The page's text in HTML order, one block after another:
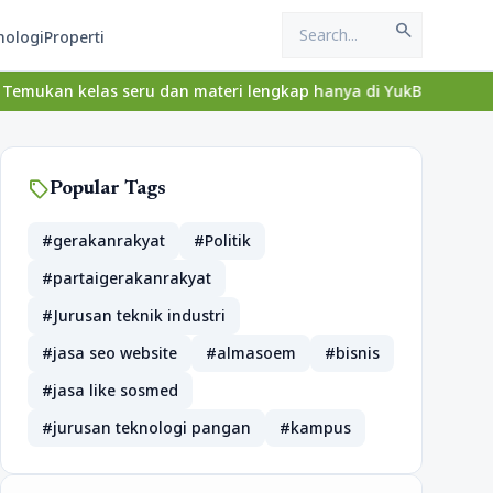
Properti search
dan materi lengkap hanya di YukBelajar.com. Mulai
sellPopular Tags
#gerakanrakyat
#Politik
#partaigerakanrakyat
#Jurusan teknik industri
#jasa seo website
#almasoem
#bisnis
#jasa like sosmed
#jurusan teknologi pangan
#kampus